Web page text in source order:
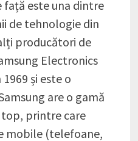
față este una dintre
de tehnologie din
producători de
Electronics
și este o
are o gamă
top, printre care
mobile (telefoane,